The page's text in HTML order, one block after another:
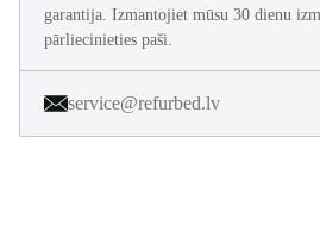
garantija. Izmantojiet mūsu 30 dienu
pārliecinieties paši.
service@refurbed.lv